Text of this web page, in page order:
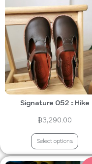
Signature 052 :: Hike
฿3,290.00
Select options